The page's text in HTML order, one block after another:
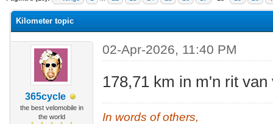
Kilometer topic
365cycle
the best velomobile in
the world
02-Apr-2026, 11:40 PM
178,71 km in m'n rit
In words of others,